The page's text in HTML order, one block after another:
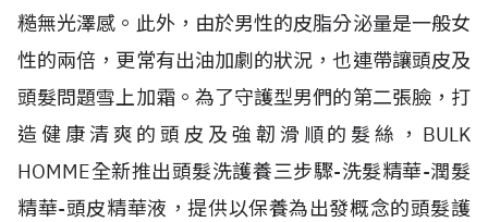
糙無光澤感。此外，由於男性的皮脂分泌量是一般女
性的兩倍，更常有出油加劇的狀況，也連帶讓頭皮及
頭髮問題雪上加霜。為了守護型男們的第二張臉，打
造健康清爽的頭皮及強韌滑順的髮絲，BULK
HOMME全新推出頭髮洗護養三步驟-洗髮精華-潤髮
精華-頭皮精華液，提供以保養為出發概念的頭髮護